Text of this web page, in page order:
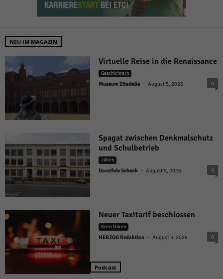
NEU IM MAGAZIN
Virtuelle Reise in die Renaissance
Geschichte/n
Museum Zitadelle - August 5, 2026 0
Spagat zwischen Denkmalschutz
und Schulbetrieb
Jülich
Dorothée Schenk - August 5, 2026 0
Neuer Taxitarif beschlossen
Kreis Düren
HERZOG Redaktion - August 5, 2026 0
Podcast